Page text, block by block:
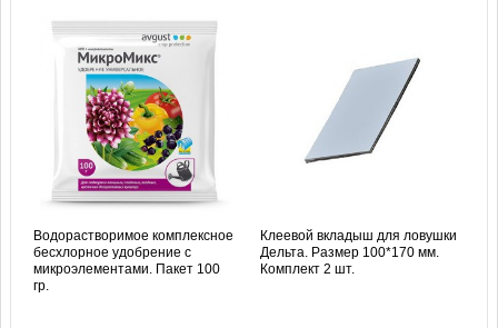
Водорастворимое комплексное
бесхлорное удобрение с
микроэлементами. Пакет 100
гр.
Клеевой вкладыш для ловушки
Дельта. Размер 100*170 мм.
Комплект 2 шт.